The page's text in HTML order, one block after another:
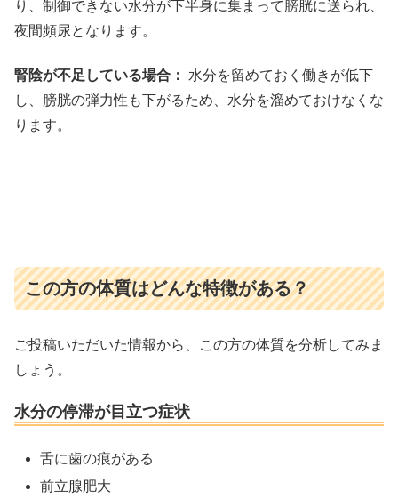
り、制御できない水分が下半身に集まって膀胱に送られ、
夜間頻尿となります。
腎陰が不足している場合：
水分を留めておく働きが低下
し、膀胱の弾力性も下がるため、水分を溜めておけなくな
ります。
この方の体質はどんな特徴がある？
ご投稿いただいた情報から、この方の体質を分析してみま
しょう。
水分の停滞が目立つ症状
舌に歯の痕がある
前立腺肥大